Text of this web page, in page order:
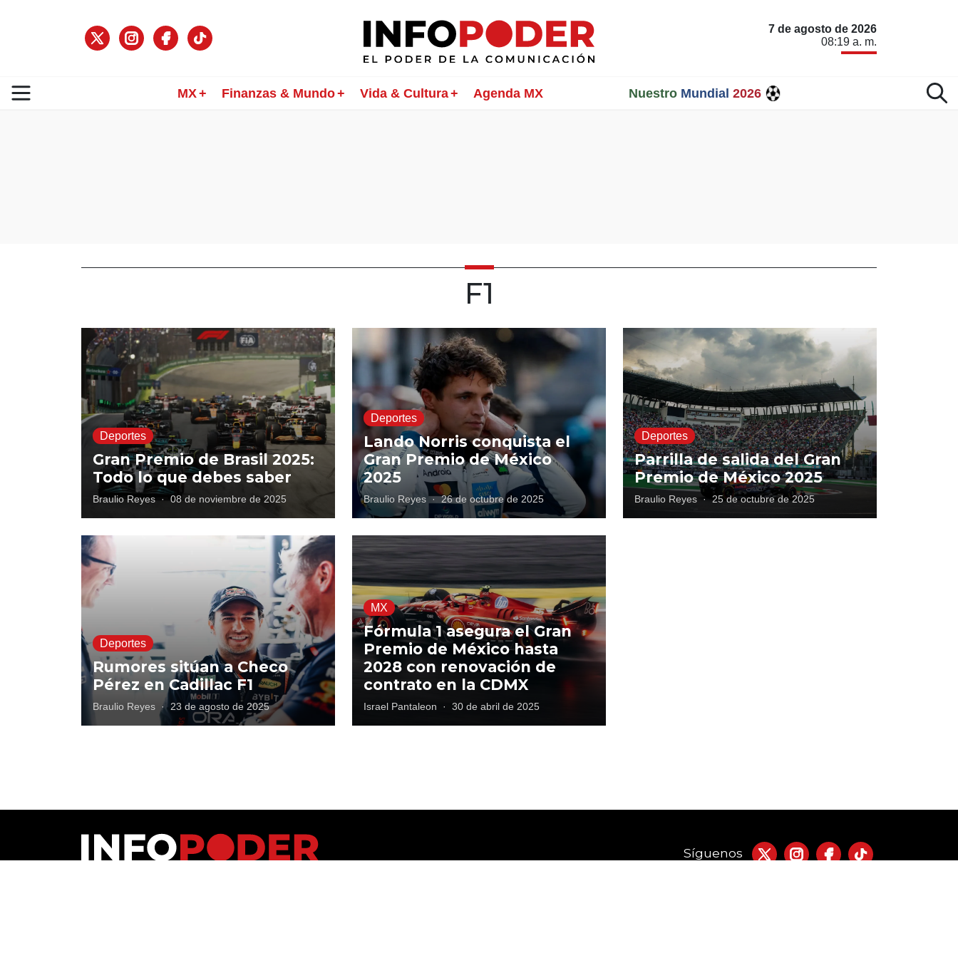
7 de agosto de 2026
08:19 a. m.
MX Finanzas & Mundo Vida & Cultura Agenda MX Nuestro Mundial 2026
F1
Deportes
Gran Premio de Brasil 2025:
Todo lo que debes saber
Braulio Reyes · 08 de noviembre de 2025
Deportes
Lando Norris conquista el
Gran Premio de México
2025
Braulio Reyes· 26 de octubre de 2025
Deportes
Parrilla de salida del Gran
Premio de México 2025
Braulio Reyes · 25 de octubre de 2025
Deportes
Rumores sitúan a Checo
Pérez en Cadillac F1
Braulio Reyes · 23 de agosto de 2025
MX
Fórmula 1 asegura el Gran
Premio de México hasta
2028 con renovación de
contrato en la CDMX
Israel Pantaleon · 30 de abril de 2025
Síguenos